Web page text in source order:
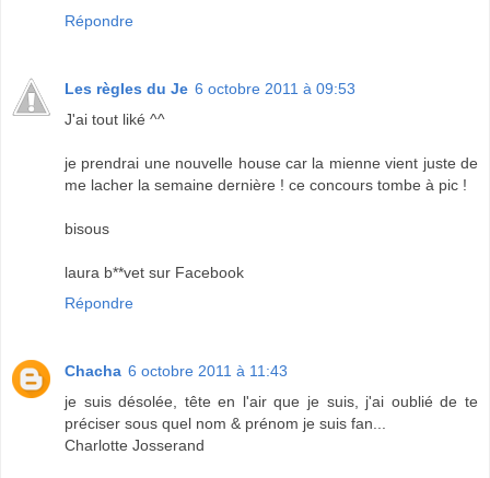
Répondre
Les règles du Je 6 octobre 2011 à 09:53
J'ai tout liké ^^
je prendrai une nouvelle house car la mienne vient juste de
me lacher la semaine dernière ! ce concours tombe à pic !
bisous
laura b**vet sur Facebook
Répondre
Chacha 6 octobre 2011 à 11:43
je suis désolée, tête en l'air que je suis, j'ai oublié de te
préciser sous quel nom & prénom je suis fan...
Charlotte Josserand